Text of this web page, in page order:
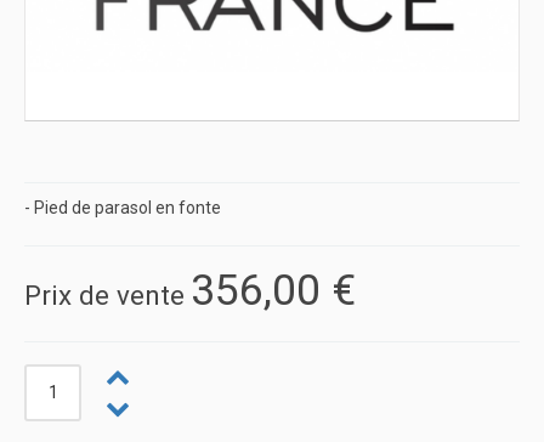
- Pied de parasol en fonte
Prix ​​de vente 356,00 €